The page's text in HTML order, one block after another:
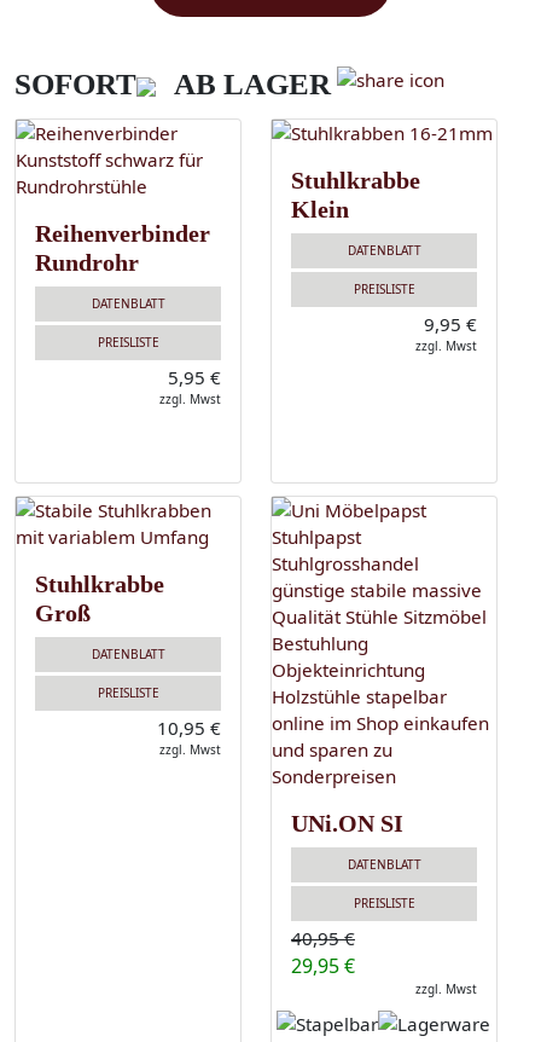
SOFORT AB LAGER
Reihenverbinder
Rundrohr
DATENBLATT
PREISLISTE
5,95 €
zzgl. Mwst
Stuhlkrabbe
Klein
DATENBLATT
PREISLISTE
9,95 €
zzgl. Mwst
Stuhlkrabbe
Groß
DATENBLATT
PREISLISTE
10,95 €
zzgl. Mwst
UNi.ON SI
DATENBLATT
PREISLISTE
40,95 €
29,95 €
zzgl. Mwst